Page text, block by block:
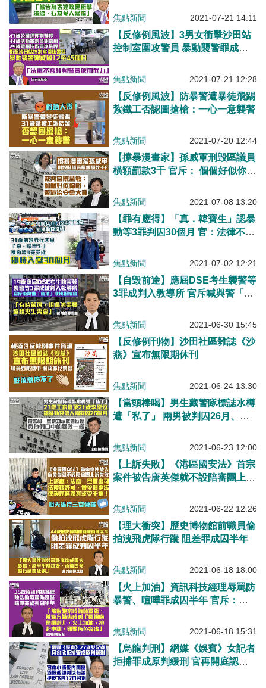
焦點新聞 2021-07-21 14:11
【反修例風波】3男女衝擊沙田站
控制室圍攻警員 暴動襲警罪成全
焦點新聞 2021-07-21 12:28
【反修例風波】防暴警遭暴徒飛踢
紮鐵工否認圖搶槍：一心一意襲警
焦點新聞 2021-07-20 12:44
【撐暴漫畫家】孫威軍刑毁區議員
橫額罰款3千 官斥： 個個好似你咁
焦點新聞 2021-07-08 13:20
【罪有應得】「真．韓寶生」認暴
動等3罪判囚30個月 官：法律不允
焦點新聞 2021-07-02 12:21
【自毁前途】應屆DSE考生襲警等
3罪成判入教導所 官斥喊與警「隻
焦點新聞 2021-06-30 15:45
【反修例刊物】沙田社區雜誌《沙
燕》宣布無限期休刊
焦點新聞 2021-06-24 13:30
【當頭棒喝】男生藏警隊標誌水樽
遭「私了」 兩男被判囚26月、官
焦點新聞 2021-06-23 12:00
【上訴失敗】《港區國安法》首宗
案件被告唐英傑就不設陪審團上訴
焦點新聞 2021-06-22 12:26
【理大衝突】歷史博物館前職員偷
拍洩飛虎隊行蹤 阻差罪成囚半年
焦點新聞 2021-06-18 18:00
【火上加油】資訊科技經理辱罵防
暴警、喧嘩罪成囚半年 官斥：帶
焦點新聞 2021-06-18 15:31
【烏龍判刑】網媒《娛賓》女記者
拒捕罪成原判緩刑 官再開庭認判